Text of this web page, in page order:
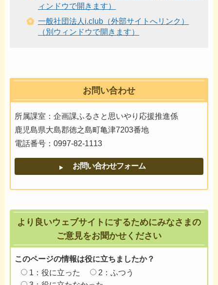
ィンドウで開きます）
一般社団法人i.club（外部サイトへリンク）
（別ウィンドウで開きます）
お問い合わせ
所属課室：企画課ふるさと思いやり応援推進係
鹿児島県大島郡徳之島町亀津7203番地
電話番号：0997-82-1113
より良いウェブサイトにするためにみなさまの
ご意見をお聞かせください
このページの情報は役に立ちましたか？
1：役に立った
2：ふつう